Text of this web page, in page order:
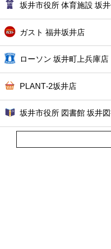
エンタメ
レジャー
書店
ファミレス
ファーストフード
坂井市役所 体育施設 坂
ガスト 福井坂井店
ローソン 坂井町上兵庫店
PLANT‐2坂井店
坂井市役所 図書館 坂井